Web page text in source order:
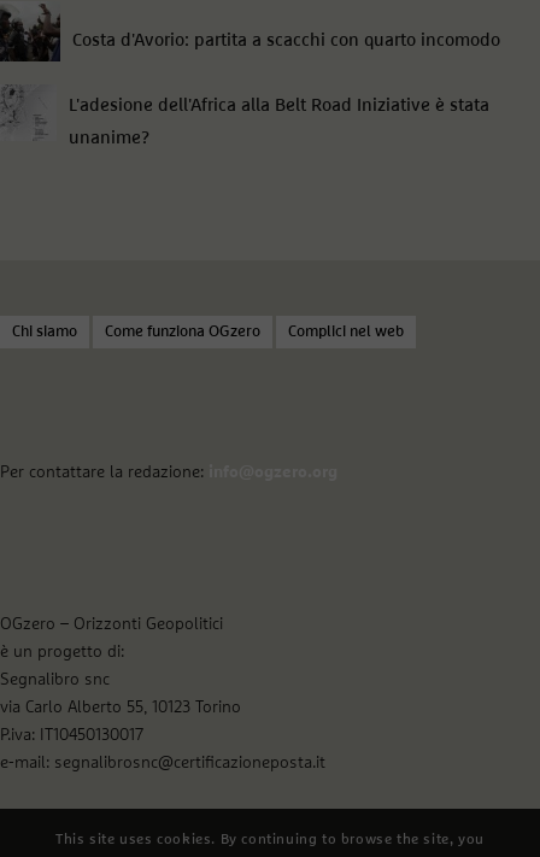
Costa d'Avorio: partita a scacchi con quarto incomodo
L'adesione dell'Africa alla Belt Road Iniziative è stata
unanime?
Chi siamo Come funziona OGzero Complici nel web
Per contattare la redazione:
OGzero – Orizzonti Geopolitici
è un progetto di:
Segnalibro snc
via Carlo Alberto 55, 10123 Torino
P.iva: IT10450130017
e-mail: segnalibrosnc@certificazioneposta.it
This site uses cookies. By continuing to browse the site, you